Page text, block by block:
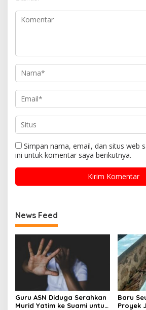
Simpan nama, email, dan situs web
ini untuk komentar saya berikutnya.
News Feed
Guru ASN Diduga Serahkan
Murid Yatim ke Suami untuk
Baru
Proyek